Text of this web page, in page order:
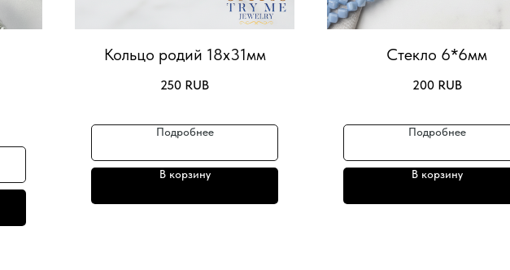
Кольцо родий 18х31мм
250 RUB
Подробнее
В корзину
Стекло 6*6мм
200 RUB
Подробнее
В корзину